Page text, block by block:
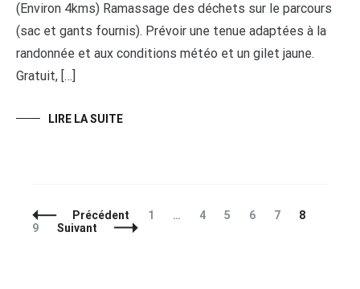
(Environ 4kms) Ramassage des déchets sur le parcours
(sac et gants fournis). Prévoir une tenue adaptées à la
randonnée et aux conditions météo et un gilet jaune.
Gratuit, […]
LIRE LA SUITE
Navigation
des
Précédent Page
1 … Page
4 Page
5 Page
6 Page
7 Page
8
9
Suivant